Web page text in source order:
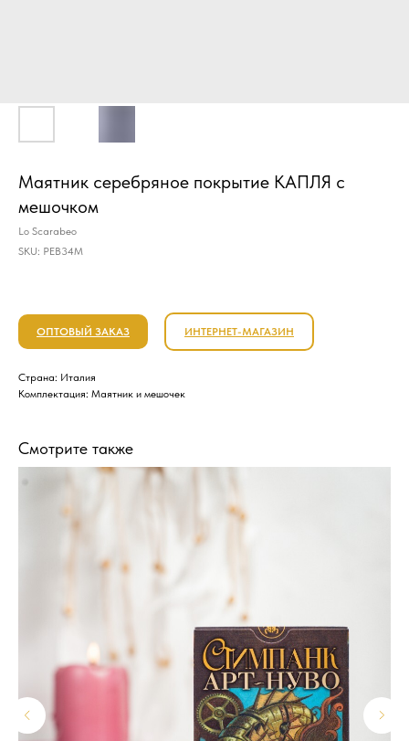
Маятник серебряное покрытие КАПЛЯ с
мешочком
Lo Scarabeo
SKU: PEB34M
ОПТОВЫЙ ЗАКАЗ ИНТЕРНЕТ-МАГАЗИН
Страна: Италия
Комплектация: Маятник и мешочек
Смотрите также